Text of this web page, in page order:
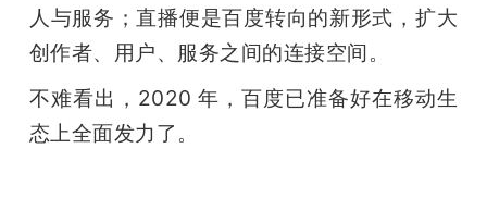
人与服务；直播便是百度转向的新形式，扩大
创作者、用户、服务之间的连接空间。
不难看出，2020 年，百度已准备好在移动生
态上全面发力了。